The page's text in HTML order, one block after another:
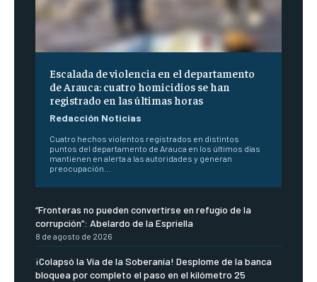
Escalada de violencia en el departamento
de Arauca: cuatro homicidios se han
registrado en las últimas horas
Redacción Noticias
Cuatro hechos violentos registrados en distintos
puntos del departamento de Arauca en los últimos días
mantienen en alerta a las autoridades y generan
preocupación...
“Fronteras no pueden convertirse en refugio de la
corrupción”: Abelardo de la Espriella
8 de agosto de 2026
¡Colapsó la Vía de la Soberanía! Desplome de la banca
bloquea por completo el paso en el kilómetro 25